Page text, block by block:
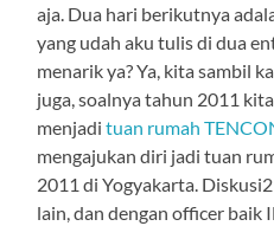
aja. Dua hari berikutnya
yang udah aku tulis di dua
menarik ya? Ya, kita sambil
juga, soalnya tahun 2011
menjadituan rumah
mengajukan diri jadi tuan
2011 di Yogyakarta.
lain, dan dengan officer baik